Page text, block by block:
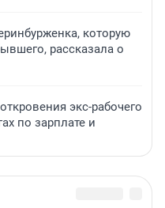
которую
рассказала о
экс-рабочего
по зарплате и